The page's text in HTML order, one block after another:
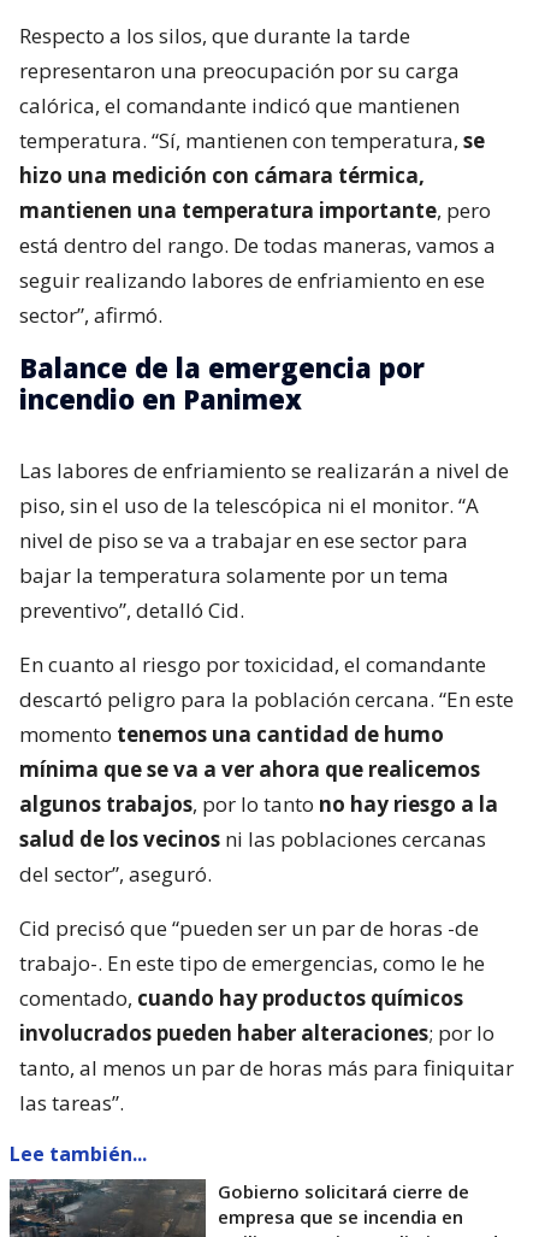
Respecto a los silos, que durante la tarde
representaron una preocupación por su carga
calórica, el comandante indicó que mantienen
temperatura. “Sí, mantienen con temperatura, se
hizo una medición con cámara térmica,
mantienen una temperatura importante, pero
está dentro del rango. De todas maneras, vamos a
seguir realizando labores de enfriamiento en ese
sector”, afirmó.
Balance de la emergencia por
incendio en Panimex
Las labores de enfriamiento se realizarán a nivel de
piso, sin el uso de la telescópica ni el monitor. “A
nivel de piso se va a trabajar en ese sector para
bajar la temperatura solamente por un tema
preventivo”, detalló Cid.
En cuanto al riesgo por toxicidad, el comandante
descartó peligro para la población cercana. “En este
momento tenemos una cantidad de humo
mínima que se va a ver ahora que realicemos
algunos trabajos, por lo tanto no hay riesgo a la
salud de los vecinos ni las poblaciones cercanas
del sector”, aseguró.
Cid precisó que “pueden ser un par de horas -de
trabajo-. En este tipo de emergencias, como le he
comentado, cuando hay productos químicos
involucrados pueden haber alteraciones; por lo
tanto, al menos un par de horas más para finiquitar
las tareas”.
Lee también...
Gobierno solicitará cierre de
empresa que se incendia en